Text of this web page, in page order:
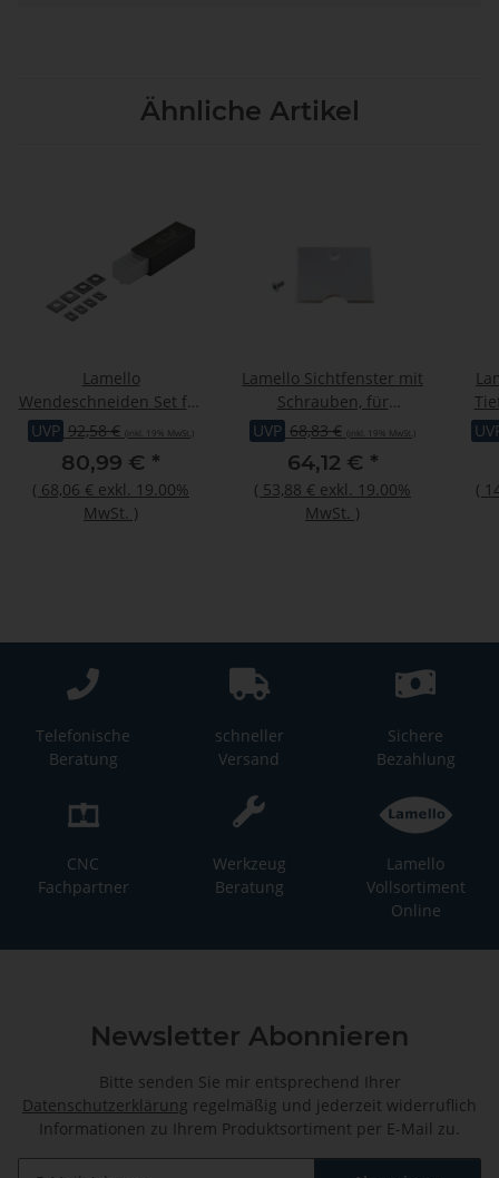
Ähnliche Artikel
Lamello
Wendeschneiden Set für
8 mm Nutfräser, 4 Stück,
passend zu Art.Nr.
132108
UVP 92,58 € (inkl. 19% MwSt.)
80,99 € *
( 68,06 € exkl. 19.00%
MwSt. )
Lamello Sichtfenster mit
Schrauben, für
Patchmaker
UVP 68,83 € (inkl. 19% MwSt.)
64,12 € *
( 53,88 € exkl. 19.00%
MwSt. )
(
Telefonische
Beratung
schneller
Versand
Sichere
Bezahlung
CNC
Fachpartner
Werkzeug
Beratung
Lamello
Vollsortiment
Online
Newsletter Abonnieren
Bitte senden Sie mir entsprechend Ihrer
Datenschutzerklärung regelmäßig und jederzeit widerruflich
Informationen zu Ihrem Produktsortiment per E-Mail zu.